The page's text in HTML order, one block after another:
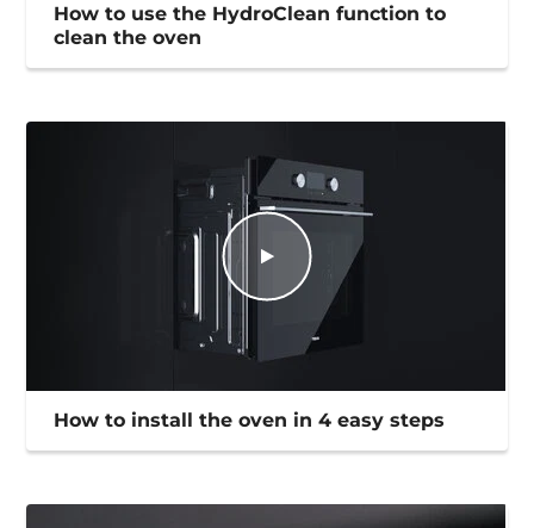
How to use the HydroClean function to
clean the oven
How to install the oven in 4 easy steps